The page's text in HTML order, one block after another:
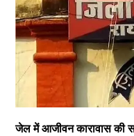
जेल में आजीवन कारावास की